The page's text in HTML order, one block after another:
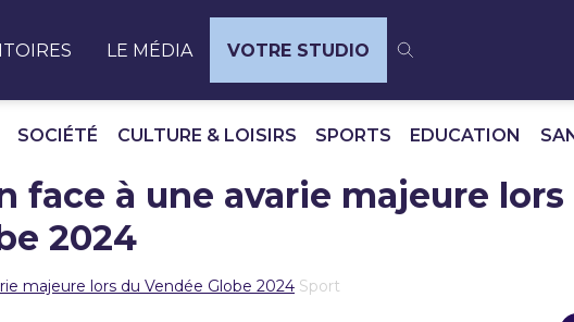
LE MÉDIA VOTRE STUDIO
SOCIÉTÉ CULTURE & LOISIRS SPORTS EDUCATION
face à une avarie majeure lors
2024
majeure lors du Vendée Globe 2024 Sport